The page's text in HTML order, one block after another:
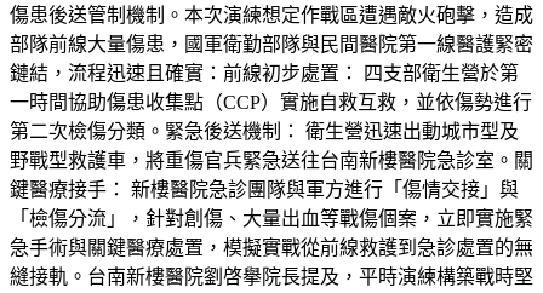
傷患後送管制機制。本次演練想定作戰區遭遇敵火砲擊，造成
部隊前線大量傷患，國軍衛勤部隊與民間醫院第一線醫護緊密
鏈結，流程迅速且確實：前線初步處置： 四支部衛生營於第
一時間協助傷患收集點（CCP）實施自救互救，並依傷勢進行
第二次檢傷分類。緊急後送機制： 衛生營迅速出動城市型及
野戰型救護車，將重傷官兵緊急送往台南新樓醫院急診室。關
鍵醫療接手： 新樓醫院急診團隊與軍方進行「傷情交接」與
「檢傷分流」，針對創傷、大量出血等戰傷個案，立即實施緊
急手術與關鍵醫療處置，模擬實戰從前線救護到急診處置的無
縫接軌。台南新樓醫院劉啓擧院長提及，平時演練構築戰時堅